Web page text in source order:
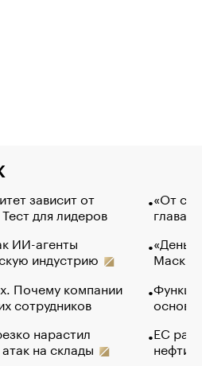
зависит от
для лидеров
ИИ-агенты
индустрию
Почему компании
сотрудников
нарастил
на склады
«От
глава
Маск в
основ
ЕС
нефти